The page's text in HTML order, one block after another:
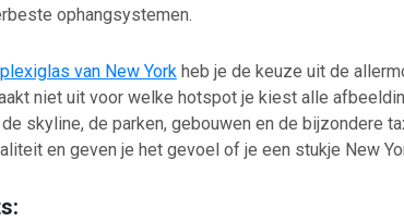
ophangsystemen.
van New York heb je de keuze uit de
niet uit voor welke hotspot je kiest alle
skyline, de parken, gebouwen en de bijzondere
en geven je het gevoel of je een stukje New